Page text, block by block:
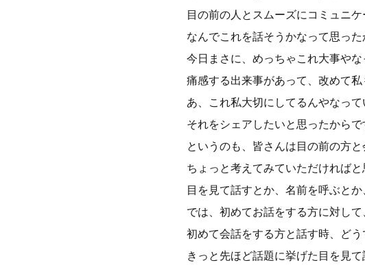
目の前の人とスムーズにコミュニ
なんでこれを話そうかなって思った
今日まさに、めっちゃこれ大事やな
痛感する出来事があって、改めて
あ、これ私大切にしてるんやなっ
それをシェアしたいと思ったからで
というのも、皆さんは目の前の方
ちょっと考えてみていただければと
目を見て話すとか、名前を呼ぶと
では、初めてお話をする方に対し
初めて会話をする方と話す時、どう
きっと先ほど話題に挙げた目を見